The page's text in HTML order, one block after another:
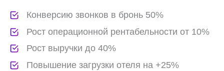
Анализ рынка, составление
размещение на интернет-ресурсах, отсев
собеседований, обучение персонала